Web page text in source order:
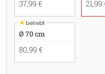
37,99 € 21,99
★beliebt
Ø 70 cm
80,99 €